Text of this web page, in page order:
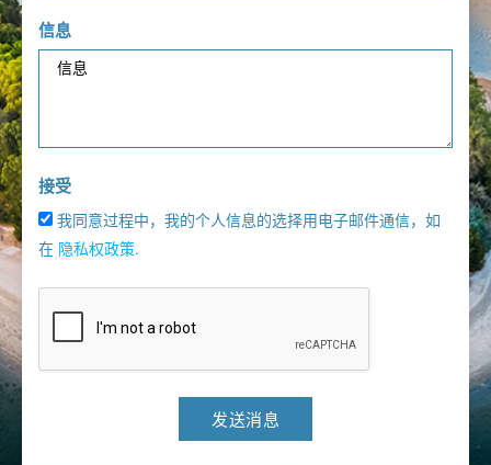
信息
接受
我同意过程中，我的个人信息的选择用电子邮件通信，如
在 隐私权政策.
发送消息